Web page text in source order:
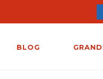
BLOG